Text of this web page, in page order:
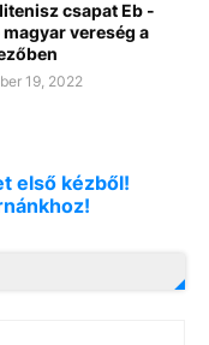
csapat Eb -
magyar vereség a
19, 2022
első kézből!